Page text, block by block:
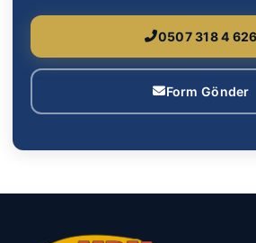
0507 318 4 626
Form Gönder